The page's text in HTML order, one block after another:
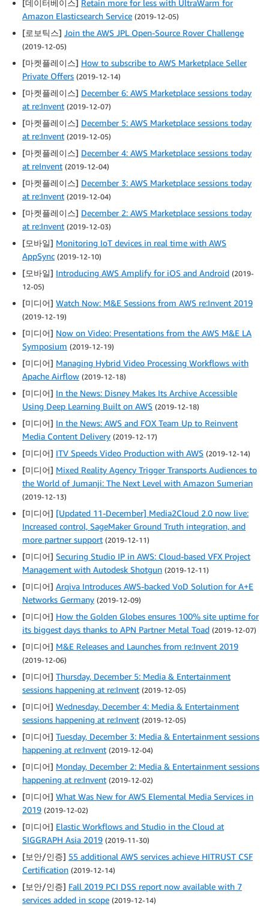
[데이터베이스] Retain more for less with UltraWarm for
Amazon Elasticsearch Service (2019-12-05)
[로보틱스] Join the AWS JPL Open-Source Rover Challenge
(2019-12-05)
[마켓플레이스] How to subscribe to AWS Marketplace Seller
Private Offers (2019-12-14)
[마켓플레이스] December 6: AWS Marketplace sessions today
at re:Invent (2019-12-07)
[마켓플레이스] December 5: AWS Marketplace sessions today
at re:Invent (2019-12-05)
[마켓플레이스] December 4: AWS Marketplace sessions today
at reInvent (2019-12-04)
[마켓플레이스] December 3: AWS Marketplace sessions today
at re:Invent (2019-12-04)
[마켓플레이스] December 2: AWS Marketplace sessions today
at re:Invent (2019-12-03)
[모바일] Monitoring IoT devices in real time with AWS
AppSync (2019-12-10)
[모바일] Introducing AWS Amplify for iOS and Android (2019-
12-05)
[미디어] Watch Now: M&E Sessions from AWS re:Invent 2019
(2019-12-19)
[미디어] Now on Video: Presentations from the AWS M&E LA
Symposium (2019-12-19)
[미디어] Managing Hybrid Video Processing Workflows with
Apache Airflow (2019-12-18)
[미디어] In the News: Disney Makes Its Archive Accessible
Using Deep Learning Built on AWS (2019-12-18)
[미디어] In the News: AWS and FOX Team Up to Reinvent
Media Content Delivery (2019-12-17)
[미디어] ITV Speeds Video Production with AWS (2019-12-14)
[미디어] Mixed Reality Agency Trigger Transports Audiences to
the World of Jumanji: The Next Level with Amazon Sumerian
(2019-12-13)
[미디어] [Updated 11-December] Media2Cloud 2.0 now live:
Increased control, SageMaker Ground Truth integration, and
more partner support (2019-12-11)
[미디어] Securing Studio IP in AWS: Cloud-based VFX Project
Management with Autodesk Shotgun (2019-12-11)
[미디어] Arqiva Introduces AWS-backed VoD Solution for A+E
Networks Germany (2019-12-09)
[미디어] How the Golden Globes ensures 100% site uptime for
its biggest days thanks to APN Partner Metal Toad (2019-12-07)
[미디어] M&E Releases and Launches from re:Invent 2019
(2019-12-06)
[미디어] Thursday, December 5: Media & Entertainment
sessions happening at re:Invent (2019-12-05)
[미디어] Wednesday, December 4: Media & Entertainment
sessions happening at re:Invent (2019-12-05)
[미디어] Tuesday, December 3: Media & Entertainment sessions
happening at re:Invent (2019-12-04)
[미디어] Monday, December 2: Media & Entertainment sessions
happening at re:Invent (2019-12-02)
[미디어] What Was New for AWS Elemental Media Services in
2019 (2019-12-02)
[미디어] Elastic Workflows and Studio in the Cloud at
SIGGRAPH Asia 2019 (2019-11-30)
[보안/인증] 55 additional AWS services achieve HITRUST CSF
Certification (2019-12-14)
[보안/인증] Fall 2019 PCI DSS report now available with 7
services added in scope (2019-12-14)